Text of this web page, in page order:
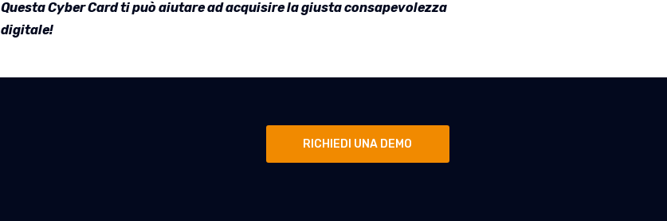
Questa Cyber Card ti può aiutare ad acquisire la giusta consapevolezza
digitale!
RICHIEDI UNA DEMO